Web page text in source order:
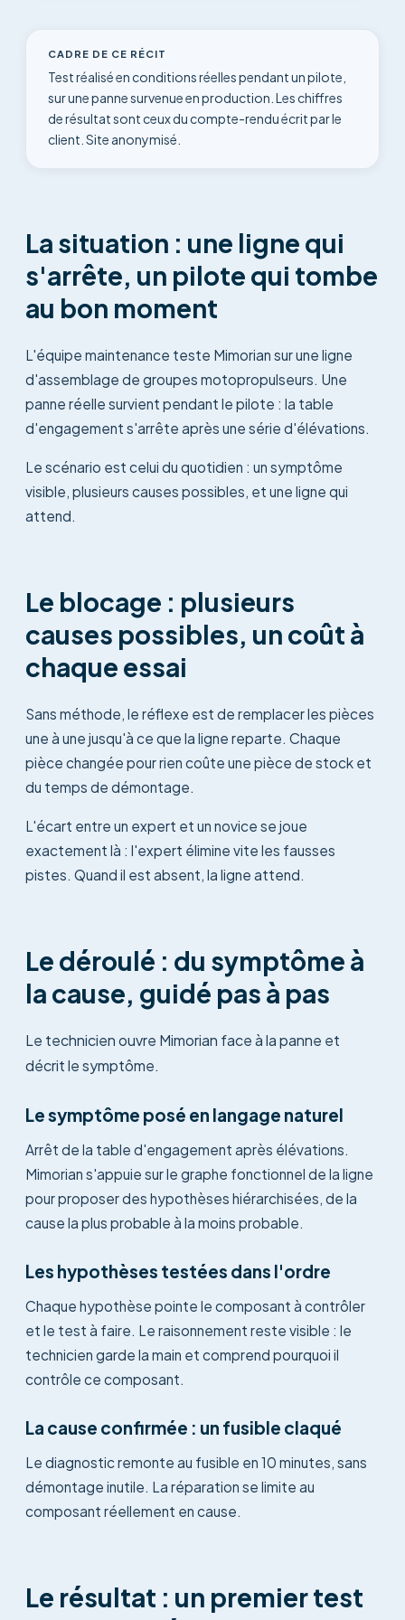
CADRE DE CE RÉCIT
Test réalisé en conditions réelles pendant un pilote,
sur une panne survenue en production. Les chiffres
de résultat sont ceux du compte-rendu écrit par le
client. Site anonymisé.
La situation : une ligne qui
s'arrête, un pilote qui tombe
au bon moment
L'équipe maintenance teste Mimorian sur une ligne
d'assemblage de groupes motopropulseurs. Une
panne réelle survient pendant le pilote : la table
d'engagement s'arrête après une série d'élévations.
Le scénario est celui du quotidien : un symptôme
visible, plusieurs causes possibles, et une ligne qui
attend.
Le blocage : plusieurs
causes possibles, un coût à
chaque essai
Sans méthode, le réflexe est de remplacer les pièces
une à une jusqu'à ce que la ligne reparte. Chaque
pièce changée pour rien coûte une pièce de stock et
du temps de démontage.
L'écart entre un expert et un novice se joue
exactement là : l'expert élimine vite les fausses
pistes. Quand il est absent, la ligne attend.
Le déroulé : du symptôme à
la cause, guidé pas à pas
Le technicien ouvre Mimorian face à la panne et
décrit le symptôme.
Le symptôme posé en langage naturel
Arrêt de la table d'engagement après élévations.
Mimorian s'appuie sur le graphe fonctionnel de la ligne
pour proposer des hypothèses hiérarchisées, de la
cause la plus probable à la moins probable.
Les hypothèses testées dans l'ordre
Chaque hypothèse pointe le composant à contrôler
et le test à faire. Le raisonnement reste visible : le
technicien garde la main et comprend pourquoi il
contrôle ce composant.
La cause confirmée : un fusible claqué
Le diagnostic remonte au fusible en 10 minutes, sans
démontage inutile. La réparation se limite au
composant réellement en cause.
Le résultat : un premier test